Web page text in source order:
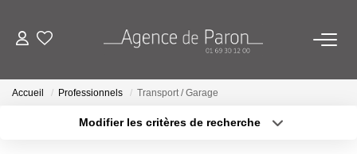
ACHETER
VENDRE
Accueil Professionnels Transport / Garage
Modifier les critères de recherche